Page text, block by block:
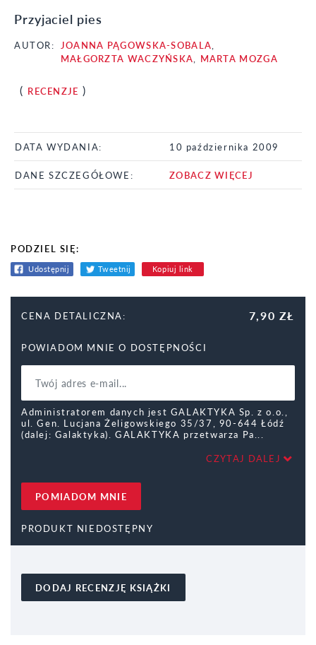
Przyjaciel pies
AUTOR: JOANNA PĄGOWSKA-SOBALA
MAŁGORZTA WACZYŃSKA
MARTA MOZGA
( RECENZJE )
DATA WYDANIA: 10 października 2009
DANE SZCZEGÓŁOWE: ZOBACZ WIĘCEJ
PODZIEL SIĘ:
Udostępnij Tweetnij Kopiuj link
CENA DETALICZNA: 7,90 ZŁ
POWIADOM MNIE O DOSTĘPNOŚCI
Administratorem danych jest GALAKTYKA Sp. z o.o.,
ul. Gen. Lucjana Żeligowskiego 35/37, 90-644 Łódź
(dalej: Galaktyka). GALAKTYKA przetwarza Pa
CZYTAJ DALEJ
POMIADOM MNIE
PRODUKT NIEDOSTĘPNY
DODAJ RECENZJĘ KSIĄŻKI